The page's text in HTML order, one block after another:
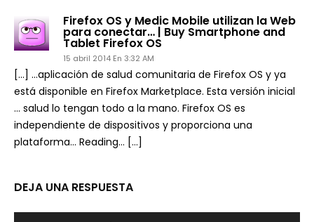
Firefox OS y Medic Mobile utilizan la Web
para conectar… | Buy Smartphone and
Tablet Firefox OS
15 abril 2014 En 3:32 AM
[…] …aplicación de salud comunitaria de Firefox OS y ya
está disponible en Firefox Marketplace. Esta versión inicial
… salud lo tengan todo a la mano. Firefox OS es
independiente de dispositivos y proporciona una
plataforma… Reading… […]
DEJA UNA RESPUESTA